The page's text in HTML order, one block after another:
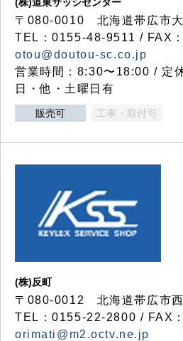
〒080-0010 北海道帯広市
TEL：0155-48-9511 / FAX
otou@doutou-sc.co.jp
営業時間：8:30〜18:00 / 定
日・他・土曜日有
販売可 工事・取付可
(株)反町
〒080-0012 北海道帯広市
TEL：0155-22-2800 / FAX
orimati@m2.octv.ne.jp